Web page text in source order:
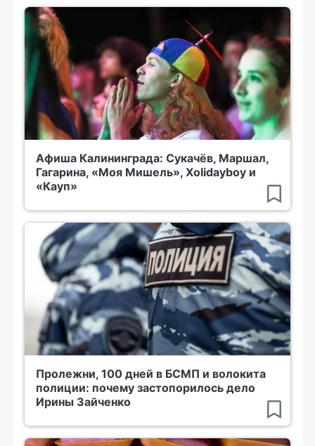
Афиша Калининграда: Сукачёв, Маршал,
Гагарина, «Моя Мишель», Xolidayboy и
«Кауп»
Пролежни, 100 дней в БСМП и волокита
полиции: почему застопорилось дело
Ирины Зайченко